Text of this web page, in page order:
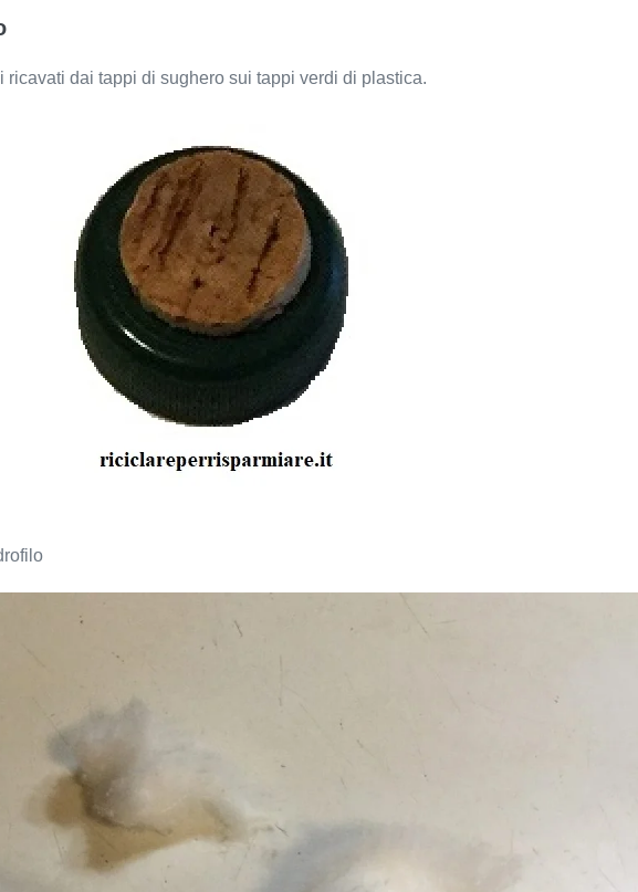
ricavati dai tappi di sughero sui tappi verdi di plastica.